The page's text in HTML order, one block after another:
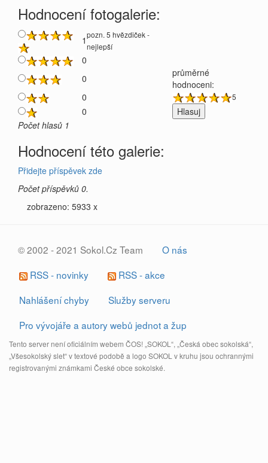
Hodnocení fotogalerie:
1pozn. 5 hvězdiček -
nejlepší
0
0
průměrné
hodnoceni:
0
5
0
Počet hlasů 1
Hodnocení této galerie:
Přidejte příspěvek zde
Počet příspěvků 0.
zobrazeno: 5933 x
© 2002 - 2021 Sokol.Cz Team
O nás
RSS - novinky
RSS - akce
Nahlášení chyby
Služby serveru
Pro vývojáře a autory webů jednot a žup
Tento server není oficiálním webem ČOS! „SOKOL“, „Česká obec sokolská“,
„Všesokolský slet“ v textové podobě a logo SOKOL v kruhu jsou ochrannými
registrovanými známkami České obce sokolské.